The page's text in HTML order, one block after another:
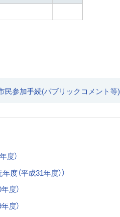
民参加手続(パブリックコメント等)
度）
度（平成31年度））
度）
度）